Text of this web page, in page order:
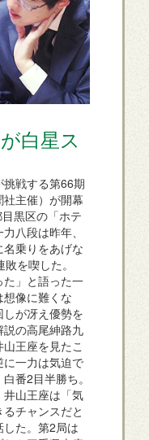
白星ス
戦する第66期
主催）が開幕
黒区の「ホテ
八段は昨年、
乗りをあげな
を喫した。
た」と語った一
像に難くな
が冴え優勢を
の高尾紳路九
王座を見たこ
に一力は気迫で
番2目半勝ち。
山王座は「気
チャンスだと
た。第2局は